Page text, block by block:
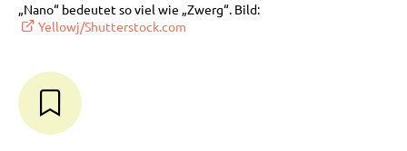
„Nano“ bedeutet so viel wie „Zwerg“. Bild:
Yellowj/Shutterstock.com